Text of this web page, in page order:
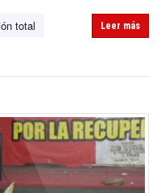
total
Leer más